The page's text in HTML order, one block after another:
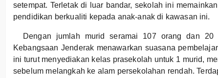
setempat. Terletak di luar bandar, sekolah ini
pendidikan berkualiti kepada anak-anak di kawasan ini.
Dengan jumlah murid seramai 107 orang dan 20
Kebangsaan Jenderak menawarkan suasana
ini turut menyediakan kelas prasekolah untuk 1 murid,
sebelum melangkah ke alam persekolahan rendah.